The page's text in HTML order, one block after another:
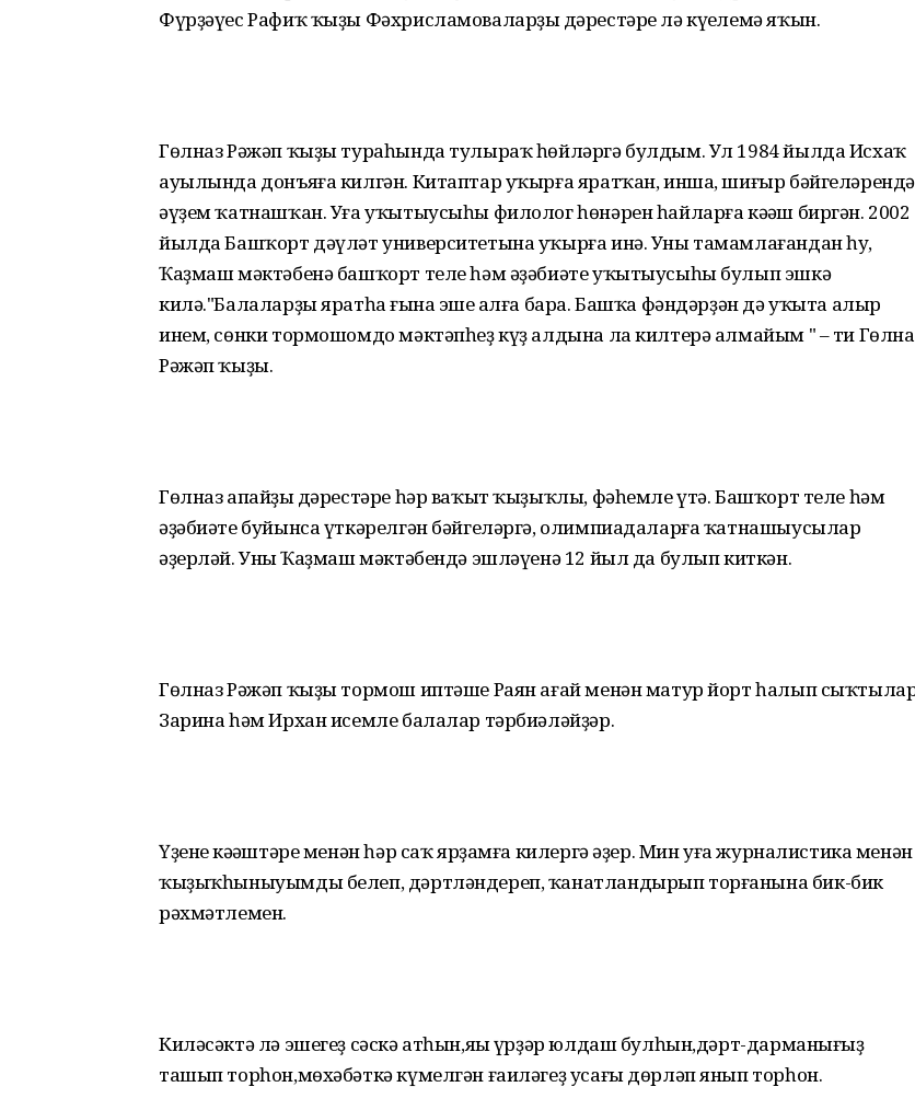
Фүрҙәүес Рафиҡ ҡыҙы Фәхрисламоваларҙың дәрестәре лә күңелемә яҡын.
Гөлназ Рәжәп ҡыҙы тураһында тулыраҡ һөйләргә булдым. Ул 1984 йылда Исхаҡ
ауылында донъяға килгән. Китаптар уҡырға яратҡан, инша, шиғыр бәйгеләрендә
әүҙем ҡатнашҡан. Уға уҡытыусыһы филолог һөнәрен һайларға кәңәш биргән. 2002
йылда Башҡорт дәүләт университетына уҡырға инә. Уны тамамлағандан һуң,
Ҡаҙмаш мәктәбенә башҡорт теле һәм әҙәбиәте уҡытыусыһы булып эшкә
килә."Балаларҙы яратһаң ғына эшең алға бара. Башҡа фәндәрҙән дә уҡыта алыр
инем, сөнки тормошомдо мәктәпһеҙ күҙ алдына ла килтерә алмайым " – ти
Рәжәп ҡыҙы.
Гөлназ апайҙың дәрестәре һәр ваҡыт ҡыҙыҡлы, фәһемле үтә. Башҡорт теле һәм
әҙәбиәте буйынса үткәрелгән бәйгеләргә, олимпиадаларға ҡатнашыусылар
әҙерләй. Уның Ҡаҙмаш мәктәбендә эшләүенә 12 йыл да булып киткән.
Гөлназ Рәжәп ҡыҙы тормош иптәше Раян ағай менән матур йорт һалып
Зарина һәм Ирхан исемле балалар тәрбиәләйҙәр.
Үҙенең кәңәштәре менән һәр саҡ ярҙамға килергә әҙер. Мин уға журналистика менән
ҡыҙыҡһыныуымды белеп, дәртләндереп, ҡанатландырып торғанына бик-бик
рәхмәтлемен.
Киләсәктә лә эшегеҙ сәскә атһын,яңы үрҙәр юлдаш булһын,дәрт-дарманығыҙ
ташып торһон,мөхәбәткә күмелгән ғаиләгеҙ усағы дөрләп янып торһон.